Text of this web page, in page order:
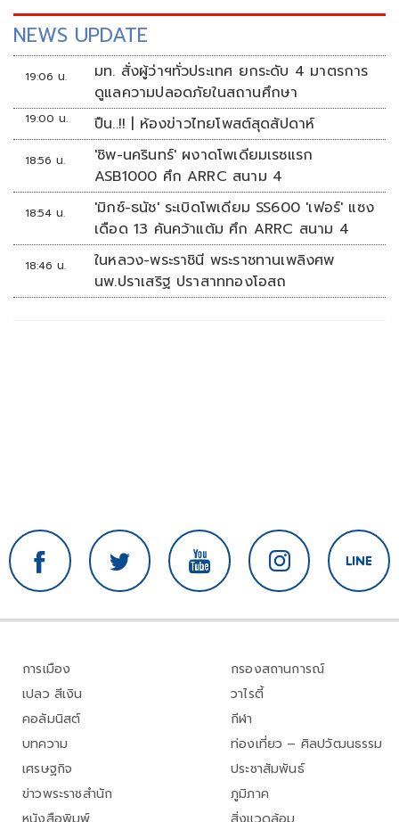
NEWS UPDATE
19:06 น.
มท. สั่งผู้ว่าฯทั่วประเทศ ยกระดับ 4 มาตรการ
ดูแลความปลอดภัยในสถานศึกษา
19:00 น. ปืน..!! | ห้องข่าวไทยโพสต์สุดสัปดาห์
18:56 น.
'ชิพ-นครินทร์' ผงาดโพเดียมเรซแรก
ASB1000 ศึก ARRC สนาม 4
18:54 น.
'มิกซ์-ธนัช' ระเบิดโพเดียม SS600 'เฟอร์' แซง
เดือด 13 คันคว้าแต้ม ศึก ARRC สนาม 4
18:46 น.
ในหลวง-พระราชินี พระราชทานเพลิงศพ
นพ.ปราเสริฐ ปราสาททองโอสถ
การเมือง
เปลว สีเงิน
คอลัมนิสต์
บทความ
เศรษฐกิจ
ข่าวพระราชสำนัก
กรองสถานการณ์
วาไรตี้
กีฬา
ท่องเที่ยว – ศิลปวัฒนธรรม
ประชาสัมพันธ์
ภูมิภาค